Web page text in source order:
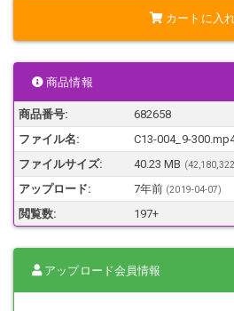
法律により18歳未満の方の購入は出来ませ
利用規約及び日本国内での法律に違反す
ん。
モデルは18歳以上であることを確認して
撮影・販売に関してモデルの同意を得てお
権利者から動画の使用に関する許諾を得
ンロードできます。
購入された作品を第三者へ譲渡、販売、
の範囲を超えて利用することは有償・無
カートに入
商品情報
商品番号:
682658
ファイル名:
C13-004_9-
ファイルサイズ:
40.23 MB
アップロード: 7年前 (2019-04-07)
閲覧数: 197+
アップロード会員情報